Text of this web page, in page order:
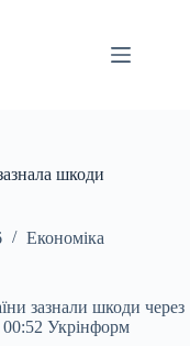
шкоди
Економіка
зазнали шкоди через
00:52 Укрінформ